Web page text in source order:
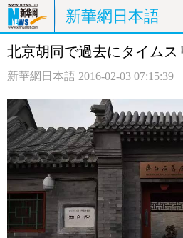
新華網日本語
ホームページ 政治
観光 評論
中日対訳
北京胡同で過去にタイムス
新華網日本語 2016-02-03 07:15:39